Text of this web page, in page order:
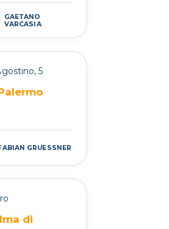
GAETANO
VARCASIA
5
GRUESSNER
di